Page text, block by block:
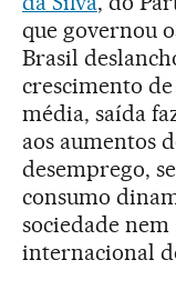
que governou
Brasil
crescimento de
média, saída
aos aumentos
desemprego,
consumo
sociedade
internacional